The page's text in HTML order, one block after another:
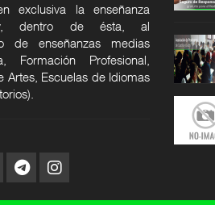
exclusiva la enseñanza
dentro de ésta, al
de enseñanzas medias
Formación Profesional,
Artes, Escuelas de Idiomas
SUPER USER
Quiénes somos
12 DIC 2024
SUPER USER
Cuadro de excedencias
SUPER USER
ASPES-CL reclama la
actualizac
SUPER USER